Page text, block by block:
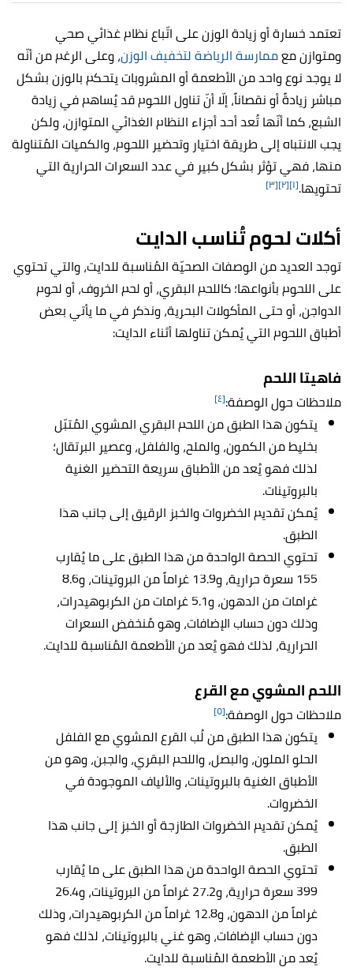
تعتمد خسارة أو زيادة الوزن على اتّباع نظام غذائي صحي
ومتوازن معممارسة الرياضة لتخفيف الوزن، وعلى الرغم من أنّه
لا يوجد نوع واحد من الأطعمة أو المشروبات يتحكم بالوزن بشكل
مباشر زيادةً أو نقصاناً، إلّا أنّ تناول اللحوم قد يُساهم في زيادة
الشبع، كما أنّها تُعد أحد أجزاء النظام الغذائي المتوازن، ولكن
يجب الانتباه إلى طريقة اختيار وتحضير اللحوم، والكميات المُتناولة
منها، فهي تؤثر بشكل كبير في عدد السعرات الحرارية التي
تحتويها.[١] [٢] [٣]
أكلات لحوم تُناسب الدايت
توجد العديد من الوصفات الصحيّة المُناسبة للدايت، والتي تحتوي
على اللحوم بأنواعها؛ كاللحم البقري، أو لحم الخروف، أو لحوم
الدواجن، أو حتى المأكولات البحرية، ونذكر في ما يأتي بعض
أطباق اللحوم التي يُمكن تناولها أثناء الدايت:
فاهيتا اللحم
ملاحظات حول الوصفة:[٤]
يتكون هذا الطبق من اللحم البقري المشوي المُتبّل
بخليط من الكمون، والملح، والفلفل، وعصير البرتقال؛
لذلك فهو يُعد من الأطباق سريعة التحضير الغنية
بالبروتينات.
يُمكن تقديم الخضروات والخبز الرقيق إلى جانب هذا
الطبق.
تحتوي الحصة الواحدة من هذا الطبق على ما يُقارب
155 سعرة حرارية، و13.9 غراماً من البروتينات، و8.6
غرامات من الدهون، و5.1 غرامات من الكربوهيدرات،
وذلك دون حساب الإضافات، وهو مُنخفض السعرات
الحرارية، لذلك فهو يُعد من الأطعمة المُناسبة للدايت.
اللحم المشوي مع القرع
ملاحظات حول الوصفة:[٥]
يتكون هذا الطبق من لُب القرع المشوي مع الفلفل
الحلو الملون، والبصل، واللحم البقري، والجبن، وهو من
الأطباق الغنية بالبروتينات، والألياف الموجودة في
الخضروات.
يُمكن تقديم الخضروات الطازجة أو الخبز إلى جانب هذا
الطبق.
تحتوي الحصة الواحدة من هذا الطبق على ما يُقارب
399 سعرة حرارية، و27.2 غراماً من البروتينات، و26.4
غراماً من الدهون، و12.8 غراماً من الكربوهيدرات، وذلك
دون حساب الإضافات، وهو غني بالبروتينات، لذلك فهو
يُعد من الأطعمة المُناسبة للدايت.